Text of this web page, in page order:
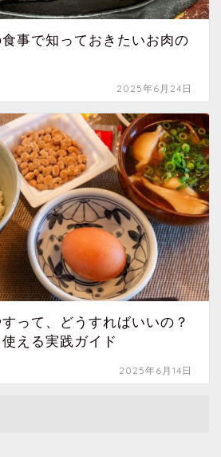
事で知っておきたいお肉の
2025年6月24日
って、どうすればいいの？
える実践ガイド
2025年6月14日